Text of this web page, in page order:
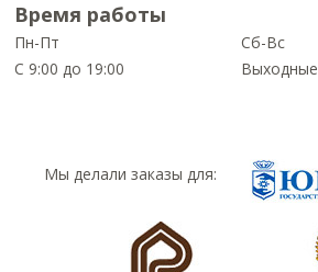
Время работы
Пн-Пт
С 9:00 до 19:00
Сб-Вс
Выходные
Мы делали заказы для: